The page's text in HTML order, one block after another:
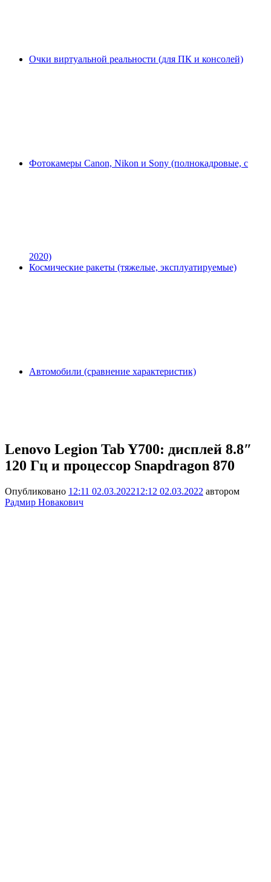
Очки виртуальной реальности (для ПК и консолей)
Фотокамеры Canon, Nikon и Sony (полнокадровые, с
2020)
Космические ракеты (тяжелые, эксплуатируемые)
Автомобили (сравнение характеристик)
Lenovo Legion Tab Y700: дисплей 8.8″
120 Гц и процессор Snapdragon 870
Опубликовано 12:11 02.03.202212:12 02.03.2022 автором
Радмир Новакович